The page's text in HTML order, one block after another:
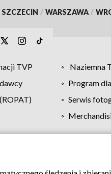
SZCZECIN / WARSZAWA /
TVP Naziemna
Program
Serwis
Pomoc Biuro